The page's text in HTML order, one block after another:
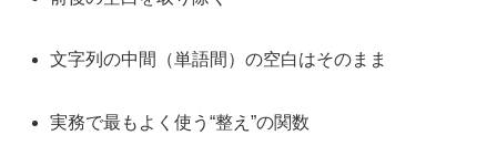
文字列の中間（単語間）の空白はそのまま
実務で最もよく使う“整え”の関数